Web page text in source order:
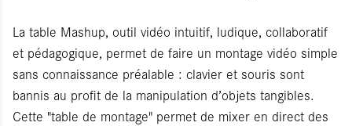
La table Mashup, outil vidéo intuitif, ludique, collaboratif
et pédagogique, permet de faire un montage vidéo simple
sans connaissance préalable : clavier et souris sont
bannis au profit de la manipulation d’objets tangibles.
Cette "table de montage" permet de mixer en direct des